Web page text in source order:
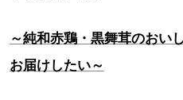
～純和赤鶏・黒舞茸のおい
お届けしたい～